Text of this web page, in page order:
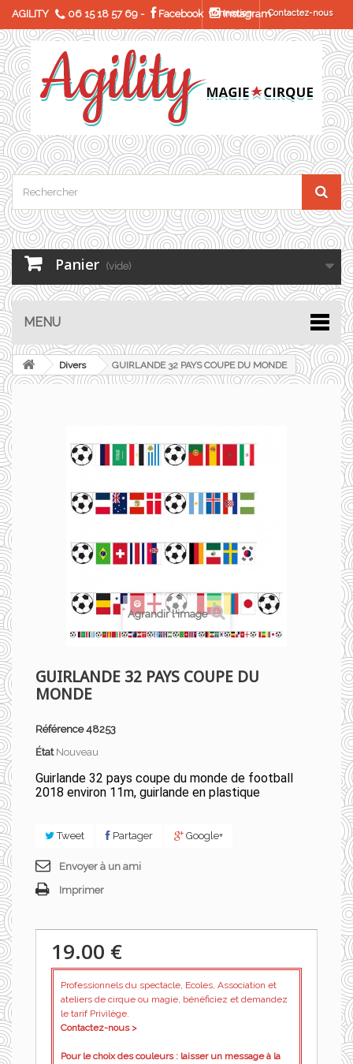
AGILITY 06 15 18 57 69 - Facebook InstagramContactez-nous
Connexion
Panier (vide)
MENU
Divers GUIRLANDE 32 PAYS COUPE DU MONDE
Agrandir l'image
GUIRLANDE 32 PAYS COUPE DU
MONDE
Référence 48253
État Nouveau
Guirlande 32 pays coupe du monde de football
2018 environ 11m, guirlande en plastique
Tweet Partager Google+
Envoyer à un ami
Imprimer
19.00 €
Professionnels du spectacle, Ecoles, Association et
ateliers de cirque ou magie, bénéficiez et demandez
le tarif Privilège.
Contactez-nous >
Pour le choix des couleurs : laisser un message à la